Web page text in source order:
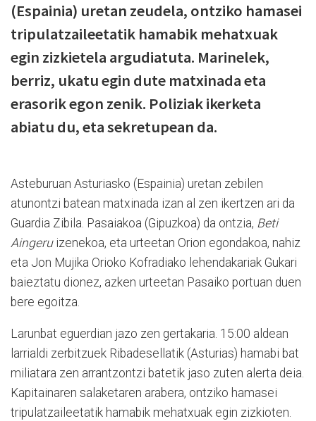
(Espainia) uretan zeudela, ontziko hamasei
tripulatzaileetatik hamabik mehatxuak
egin zizkietela argudiatuta. Marinelek,
berriz, ukatu egin dute matxinada eta
erasorik egon zenik. Poliziak ikerketa
abiatu du, eta sekretupean da.
Asteburuan Asturiasko (Espainia) uretan zebilen
atunontzi batean matxinada izan al zen ikertzen ari da
Guardia Zibila. Pasaiakoa (Gipuzkoa) da ontzia, Beti
Aingeruizenekoa, eta urteetan Orion egondakoa, nahiz
eta Jon Mujika Orioko Kofradiako lehendakariak Gukari
baieztatu dionez, azken urteetan Pasaiko portuan duen
bere egoitza.
Larunbat eguerdian jazo zen gertakaria. 15:00 aldean
larrialdi zerbitzuek Ribadesellatik (Asturias) hamabi bat
miliatara zen arrantzontzi batetik jaso zuten alerta deia.
Kapitainaren salaketaren arabera, ontziko hamasei
tripulatzaileetatik hamabik mehatxuak egin zizkioten.